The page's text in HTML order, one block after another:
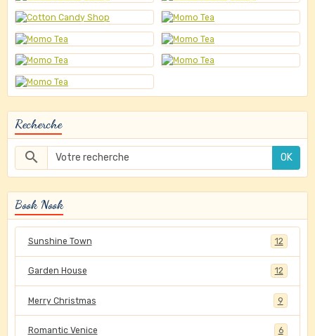
Recherche
OK
Book Nook
Sunshine Town 12
Garden House 12
Merry Christmas 9
Romantic Venice 6